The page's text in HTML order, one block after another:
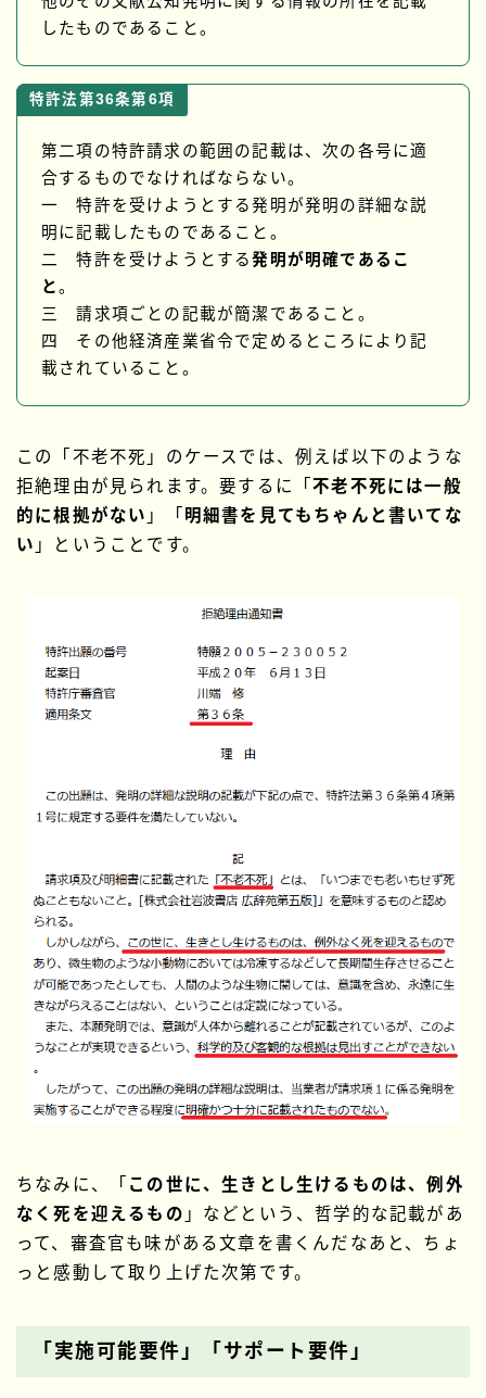
したものであること。
特許法第36条第6項
第二項の特許請求の範囲の記載は、次の各号に適
合するものでなければならない。
一 特許を受けようとする発明が発明の詳細な説
明に記載したものであること。
二 特許を受けようとする発明が明確であるこ
と。
三 請求項ごとの記載が簡潔であること。
四 その他経済産業省令で定めるところにより記
載されていること。
この「不老不死」のケースでは、例えば以下のような
拒絶理由が見られます。要するに「不老不死には一般
的に根拠がない 」「 明細書を見てもちゃんと書いてな
い 」ということです。
ちなみに、「 この世に、生きとし生けるものは、例外
なく死を迎えるもの 」などという、哲学的な記載があ
って、審査官も味がある文章を書くんだなあと、ちょ
っと感動して取り上げた次第です。
「実施可能要件」「サポート要件」